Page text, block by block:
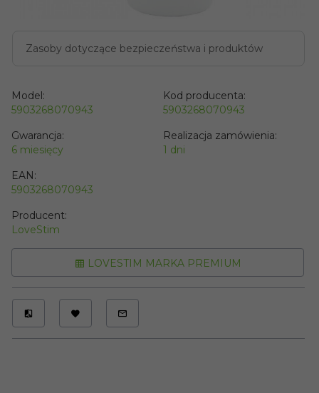
Zasoby dotyczące bezpieczeństwa i produktów
Model:
5903268070943
Kod producenta:
5903268070943
Gwarancja:
6 miesięcy
Realizacja zamówienia:
1 dni
EAN:
5903268070943
Producent:
LoveStim
LOVESTIM MARKA PREMIUM